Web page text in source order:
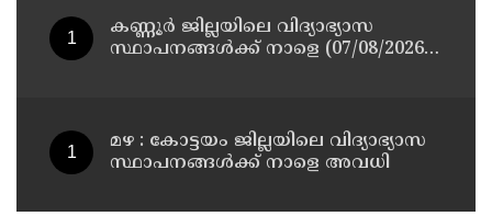
കണ്ണൂർ ജില്ലയിലെ വിദ്യാഭ്യാസ
സ്ഥാപനങ്ങള്‍ക്ക് നാളെ (07/08/2026),
മഴ : കോട്ടയം ജില്ലയിലെ വിദ്യാഭ്യാസ
സ്ഥാപനങ്ങൾക്ക് നാളെ അവധി